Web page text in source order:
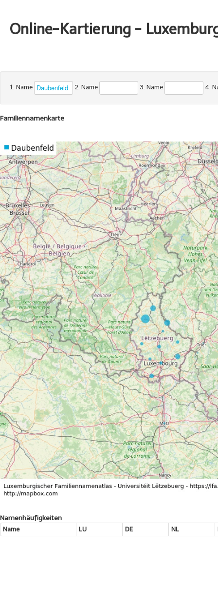
Online-Kartierung -
1. Name 2. Name 3. Name 4.
Familiennamenkarte
Namenhäufigkeiten
Name LU DE NL